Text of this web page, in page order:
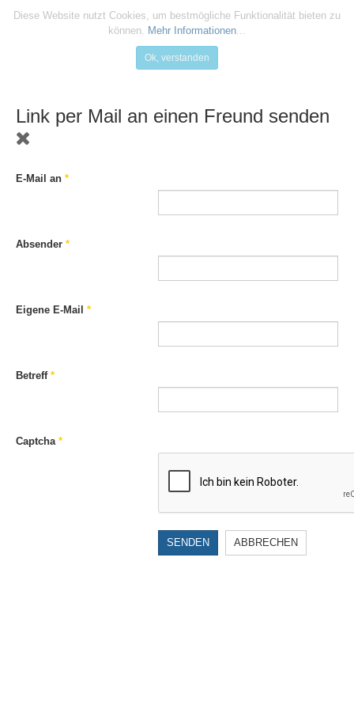
Diese Website nutzt Cookies, um bestmögliche Funktionalität bieten zu
können. Mehr Informationen...
Ok, verstanden
Link per Mail an einen Freund senden
E-Mail an *
Absender *
Eigene E-Mail *
Betreff*
Captcha*
SENDEN ABBRECHEN